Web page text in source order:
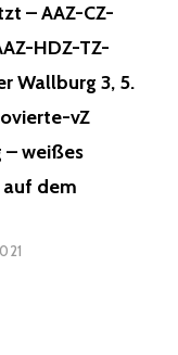
– AAZ-CZ-
HDZ-TZ-
Wallburg 3, 5.
vZ
– weißes
dem